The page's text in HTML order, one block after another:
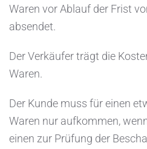
Waren vor Ablauf der Frist
absendet.
Der Verkäufer trägt die
Waren.
Der Kunde muss für einen
Waren nur aufkommen,
einen zur Prüfung der